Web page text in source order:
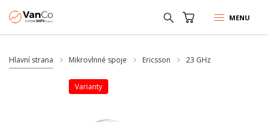
MENU
Hlavní strana Mikrovlnné spoje Ericsson 23 GHz
varianty